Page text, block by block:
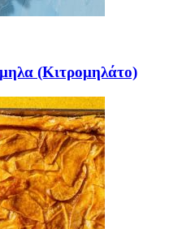
(Κιτρομηλάτο)